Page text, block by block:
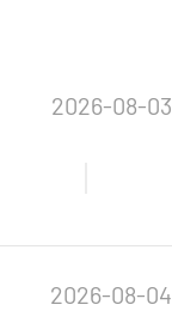
2026-08-03
2026-08-04